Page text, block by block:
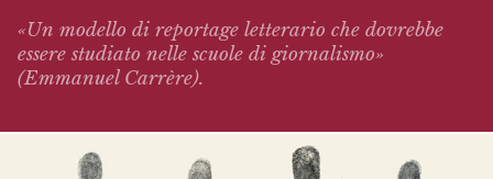
«Un modello di reportage letterario che dovrebbe
essere studiato nelle scuole di giornalismo»
(Emmanuel Carrère).